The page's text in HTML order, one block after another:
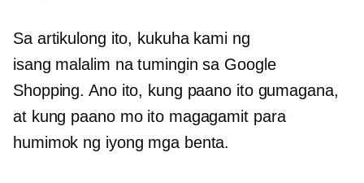
Sa artikulong ito, kukuha kami ng
isang malalim natumingin sa Google
Shopping. Ano ito, kung paano ito gumagana,
at kung paano mo ito magagamit para
humimok ng iyong mga benta.